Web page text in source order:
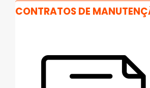
CONTRATOS DE